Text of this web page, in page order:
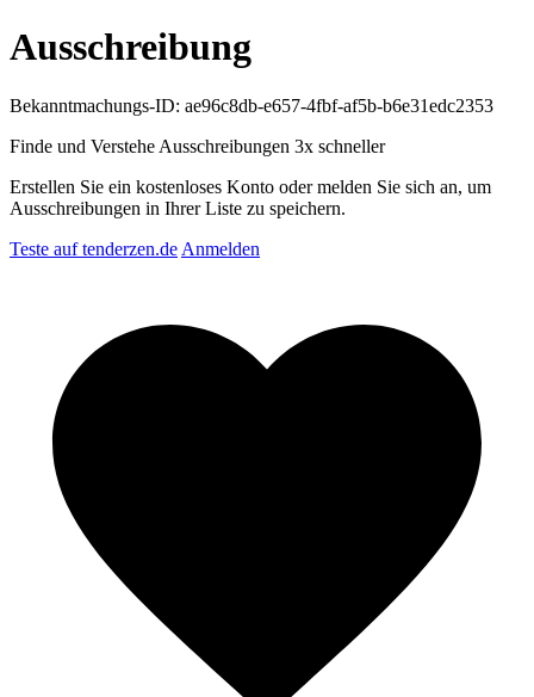
Ausschreibung
Bekanntmachungs-ID: ae96c8db-e657-4fbf-af5b-b6e31edc2353
Finde und Verstehe Ausschreibungen 3x schneller
Erstellen Sie ein kostenloses Konto oder melden Sie sich an, um
Ausschreibungen in Ihrer Liste zu speichern.
Teste auf tenderzen.de Anmelden